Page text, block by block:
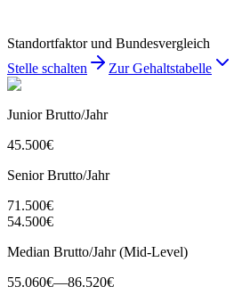
Standortfaktor und Bundesvergleich
Stelle schalten
Zur Gehaltstabelle
Junior Brutto/Jahr
45.500€
Senior Brutto/Jahr
71.500€
54.500€
Median Brutto/Jahr (Mid-Level)
55.060€—86.520€